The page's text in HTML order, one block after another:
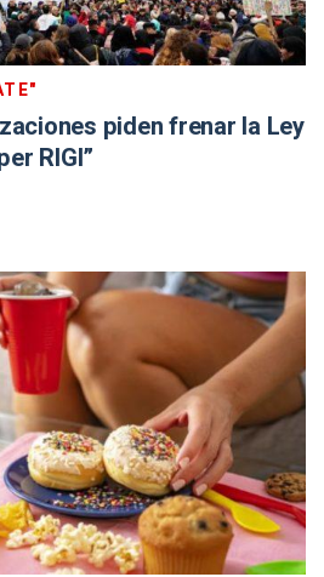
piden frenar la Ley
RIGI”